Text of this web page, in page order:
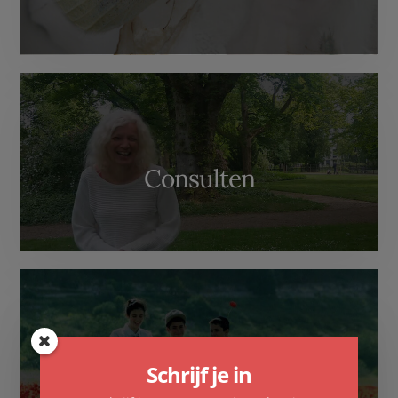
Consulten
Familieopstellingen
Schrijf je in